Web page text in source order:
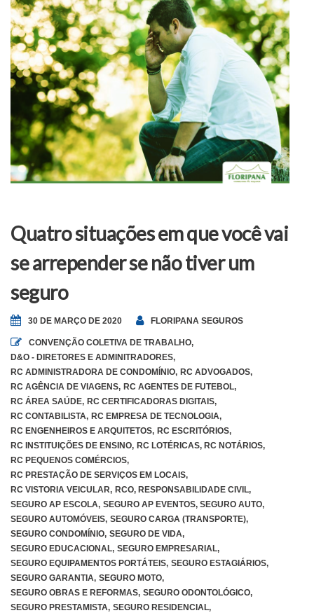
Quatro situações em que você vai
se arrepender se não tiver um
seguro
30 DE MARÇO DE 2020 FLORIPANA SEGUROS
CONVENÇÃO COLETIVA DE TRABALHO,
D&O - DIRETORES E ADMINITRADORES,
RC ADMINISTRADORA DE CONDOMÍNIO, RC ADVOGADOS,
RC AGÊNCIA DE VIAGENS, RC AGENTES DE FUTEBOL,
RC ÁREA SAÚDE, RC CERTIFICADORAS DIGITAIS,
RC CONTABILISTA, RC EMPRESA DE TECNOLOGIA,
RC ENGENHEIROS E ARQUITETOS, RC ESCRITÓRIOS,
RC INSTITUIÇÕES DE ENSINO, RC LOTÉRICAS, RC NOTÁRIOS,
RC PEQUENOS COMÉRCIOS,
RC PRESTAÇÃO DE SERVIÇOS EM LOCAIS,
RC VISTORIA VEICULAR, RCO, RESPONSABILIDADE CIVIL,
SEGURO AP ESCOLA, SEGURO AP EVENTOS, SEGURO AUTO,
SEGURO AUTOMÓVEIS, SEGURO CARGA (TRANSPORTE),
SEGURO CONDOMÍNIO, SEGURO DE VIDA,
SEGURO EDUCACIONAL, SEGURO EMPRESARIAL,
SEGURO EQUIPAMENTOS PORTÁTEIS, SEGURO ESTAGIÁRIOS,
SEGURO GARANTIA, SEGURO MOTO,
SEGURO OBRAS E REFORMAS, SEGURO ODONTOLÓGICO,
SEGURO PRESTAMISTA, SEGURO RESIDENCIAL,